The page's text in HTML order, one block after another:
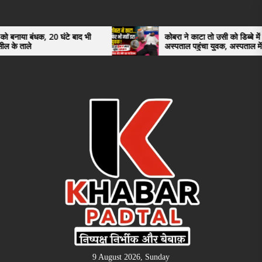
the
content
घंटे बाद भी
कोबरा ने काटा तो उसी को डिब्बे में बंद कर
अस्पताल पहुंचा युवक, अस्पताल में देखकर डॉक्टर
भी रह गए हैरान
9 August 2026, Sunday